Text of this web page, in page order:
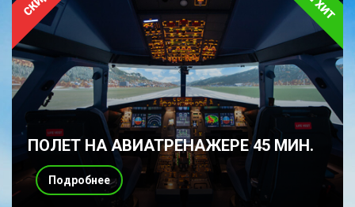
ПОЛЕТ НА АВИАТРЕНАЖЕРЕ 45 МИН.
Подробнее